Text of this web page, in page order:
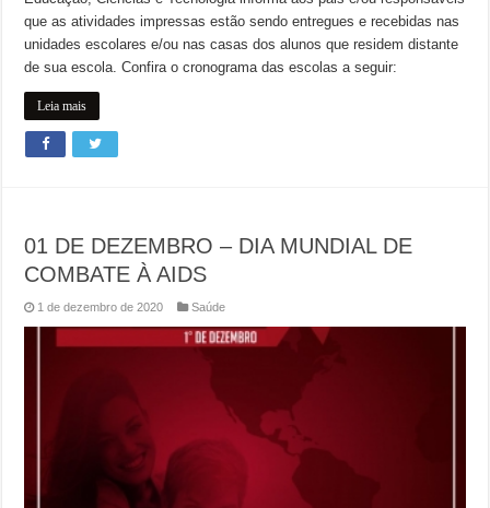
que as atividades impressas estão sendo entregues e recebidas nas
unidades escolares e/ou nas casas dos alunos que residem distante
de sua escola. Confira o cronograma das escolas a seguir:
Leia mais
01 DE DEZEMBRO – DIA MUNDIAL DE
COMBATE À AIDS
1 de dezembro de 2020 Saúde